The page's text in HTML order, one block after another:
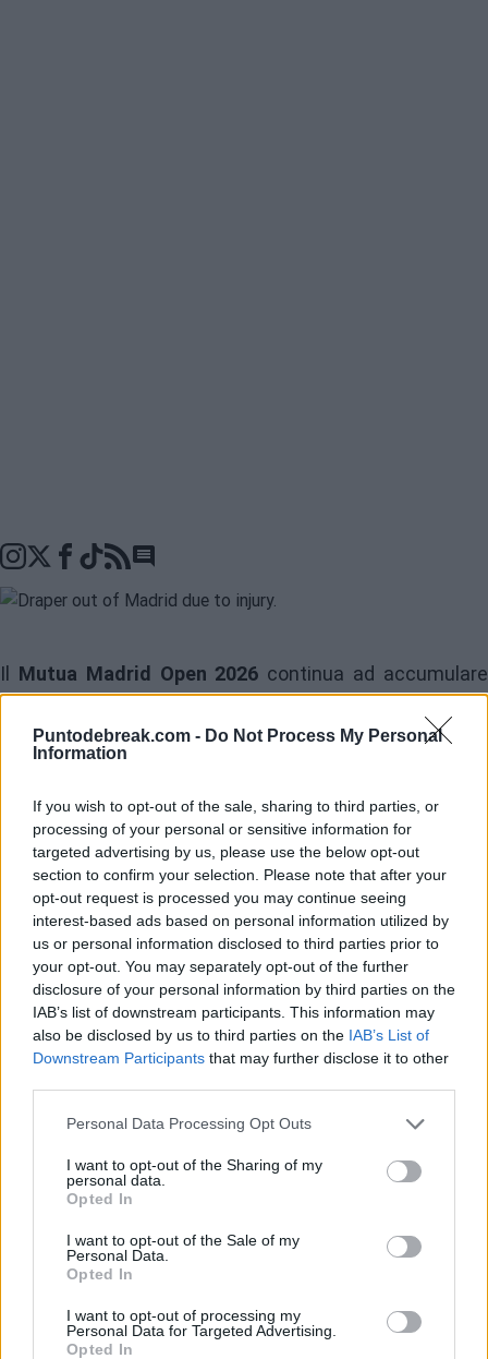
Puntodebreak.com - Do Not Process My Personal
Information
If you wish to opt-out of the sale, sharing to third parties, or
processing of your personal or sensitive information for
targeted advertising by us, please use the below opt-out
section to confirm your selection. Please note that after your
opt-out request is processed you may continue seeing
interest-based ads based on personal information utilized by
us or personal information disclosed to third parties prior to
your opt-out. You may separately opt-out of the further
disclosure of your personal information by third parties on the
IAB’s list of downstream participants. This information may
also be disclosed by us to third parties on the IAB’s List of
Downstream Participants that may further disclose it to other
Personal Data Processing Opt Outs
I want to opt-out of the Sharing of my
personal data.
Opted In
I want to opt-out of the Sale of my
Personal Data.
Opted In
I want to opt-out of processing my
Personal Data for Targeted Advertising.
Opted In
Go to comments seciton
Il Mutua Madrid Open 2026 continua ad accumulare
L'ultima, forse più attesa, riguarda un giocatore che
ritiratosi a Barcellona la scorsa settimana e che ha
atteso fino all'ultimo momento per poter giocare. Alla
fine,Jack Drapernon parteciperà alla competizione
nella capitale spagnola, perdendo così una significativa
quantità di punti e scendendo almeno al#46 del
ranking ATP. Tempi difficili per il britannico, che non
riesce a trovare il modo di mettere a punto il suo fisico e
dimenticare le vecchie infortuni.
sensible baja antes de su inicio